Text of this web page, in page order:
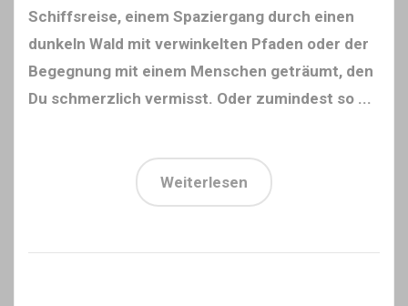
Schiffsreise, einem Spaziergang durch einen
dunkeln Wald mit verwinkelten Pfaden oder der
Begegnung mit einem Menschen geträumt, den
Du schmerzlich vermisst. Oder zumindest so ...
Weiterlesen